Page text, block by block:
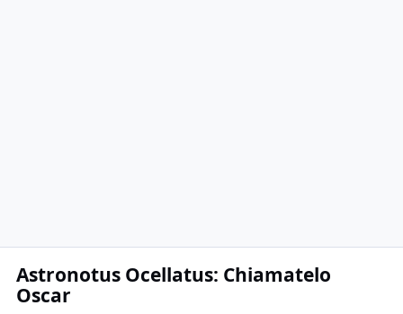
Astronotus Ocellatus: Chiamatelo
Oscar